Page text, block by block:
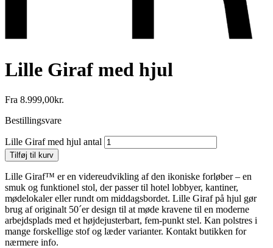
Lille Giraf med hjul
Fra 8.999,00kr.
Bestillingsvare
Lille Giraf med hjul antal
Tilføj til kurv
Lille Giraf™ er en videreudvikling af den ikoniske forløber – en
smuk og funktionel stol, der passer til hotel lobbyer, kantiner,
mødelokaler eller rundt om middagsbordet. Lille Giraf på hjul gør
brug af originalt 50´er design til at møde kravene til en moderne
arbejdsplads med et højdejusterbart, fem-punkt stel. Kan polstres i
mange forskellige stof og læder varianter. Kontakt butikken for
nærmere info.